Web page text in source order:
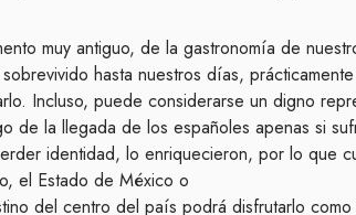
muy antiguo, de la gastronomía de
hasta nuestros días,
Incluso, puede considerarse un digno
de la llegada de los españoles apenas si
identidad, lo enriquecieron, por lo que
el Estado de México o
del centro del país podrá disfrutarlo